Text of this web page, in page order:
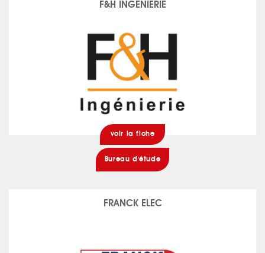
F&H INGENIERIE
voir la fiche
Bureau d'étude
FRANCK ELEC